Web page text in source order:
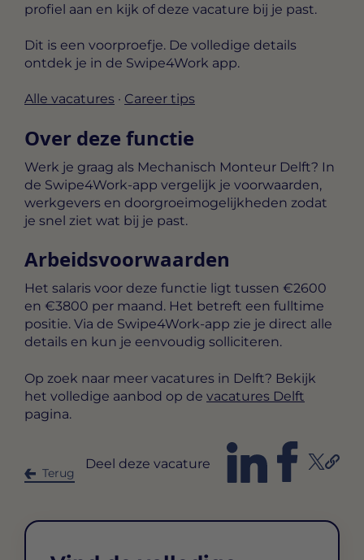
profiel aan en kijk of deze vacature bij je past.
Dit is een voorproefje. De volledige details
ontdek je in de Swipe4Work app.
Alle vacatures · Career tips
Over deze functie
Werk je graag als Mechanisch Monteur Delft? In
de Swipe4Work-app vergelijk je voorwaarden,
werkgevers en doorgroeimogelijkheden zodat
je snel ziet wat bij je past.
Arbeidsvoorwaarden
Het salaris voor deze functie ligt tussen €2600
en €3800 per maand. Het betreft een fulltime
positie. Via de Swipe4Work-app zie je direct alle
details en kun je eenvoudig solliciteren.
Op zoek naar meer vacatures in Delft? Bekijk
het volledige aanbod op de vacatures Delft
pagina.
Terug
Deel deze vacature